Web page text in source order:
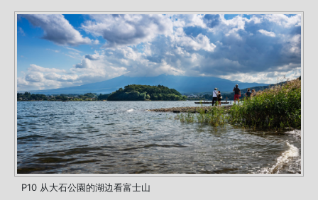
P10 从大石公園的湖边看富士山